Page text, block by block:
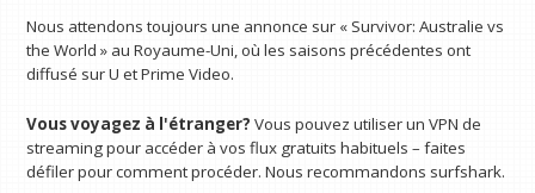
Nous attendons toujours une annonce sur « Survivor: Australie vs
the World » au Royaume-Uni, où les saisons précédentes ont
diffusé sur U et Prime Video.
Vous voyagez à l'étranger? Vous pouvez utiliser un VPN de
streaming pour accéder à vos flux gratuits habituels – faites
défiler pour comment procéder. Nous recommandons surfshark.